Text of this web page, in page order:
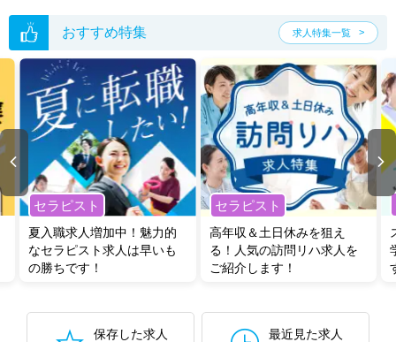
い。
おすすめ特集 求人特集一覧
セラピスト
夏入職求人増加中！魅力的
なセラピスト求人は早いも
の勝ちです！
セラピスト
高年収＆土日休みを狙え
る！人気の訪問リハ求人を
ご紹介します！
保存した求人
最近見た求人